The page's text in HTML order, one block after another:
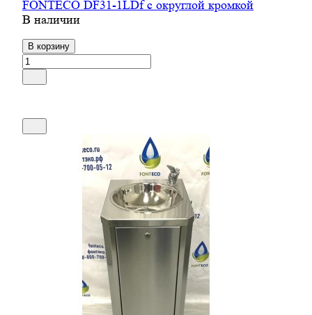
FONTECO DF31-1LDf с округлой кромкой
В наличии
В корзину